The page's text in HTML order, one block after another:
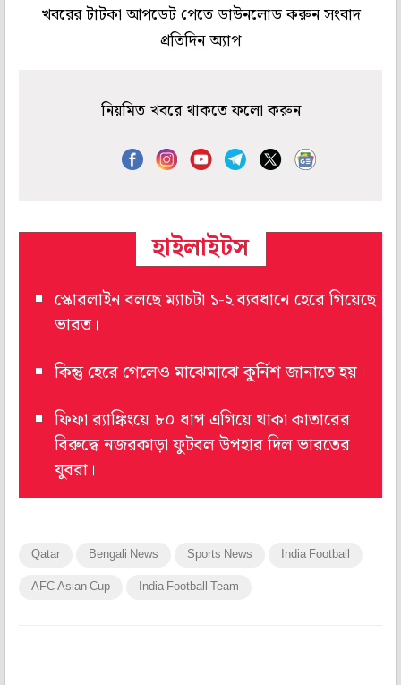
খবরের টাটকা আপডেট পেতে ডাউনলোড করুন সংবাদ
প্রতিদিন অ্যাপ
নিয়মিত খবরে থাকতে ফলো করুন
হাইলাইটস
স্কোরলাইন বলছে ম্যাচটা ১-২ ব্যবধানে হেরে গিয়েছে
ভারত।
কিন্তু হেরে গেলেও মাঝেমাঝে কুর্নিশ জানাতে হয়।
ফিফা র‍্যাঙ্কিংয়ে ৮০ ধাপ এগিয়ে থাকা কাতারের
বিরুদ্ধে নজরকাড়া ফুটবল উপহার দিল ভারতের
যুবরা।
Qatar Bengali News Sports News India Football
AFC Asian Cup India Football Team